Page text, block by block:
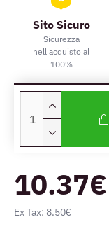
Sito Sicuro
Sicurezza
nell'acquisto al
100%
10.37€
Ex Tax: 8.50€